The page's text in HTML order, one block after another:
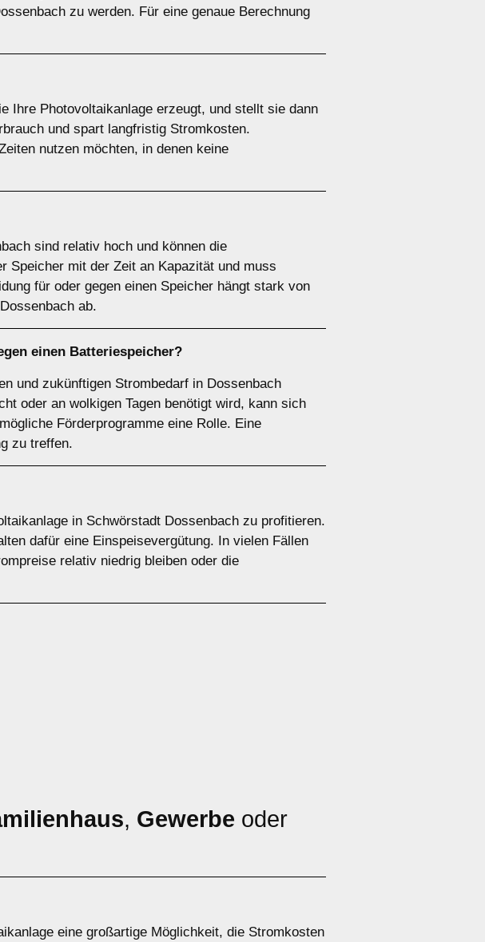
zu werden. Für eine genaue Berechnung
Ihre Photovoltaikanlage erzeugt, und stellt sie dann
und spart langfristig Stromkosten.
nutzen möchten, in denen keine
sind relativ hoch und können die
Speicher mit der Zeit an Kapazität und muss
für oder gegen einen Speicher hängt stark von
ab.
einen Batteriespeicher?
und zukünftigen Strombedarf in Dossenbach
oder an wolkigen Tagen benötigt wird, kann sich
Förderprogramme eine Rolle. Eine
zu treffen.
in Schwörstadt Dossenbach zu profitieren.
dafür eine Einspeisevergütung. In vielen Fällen
relativ niedrig bleiben oder die
, Gewerbe oder
eine großartige Möglichkeit, die Stromkosten